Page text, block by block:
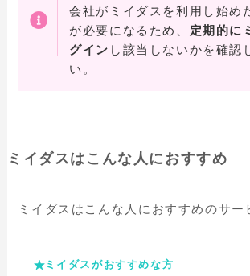
会社がミイダスを利用し始め
が必要になるため、 定期的に
グイン し該当しないかを確認
い。
ミイダスはこんな人におすすめ
ミイダスはこんな人におすすめのサー
ミイダスがおすすめな方